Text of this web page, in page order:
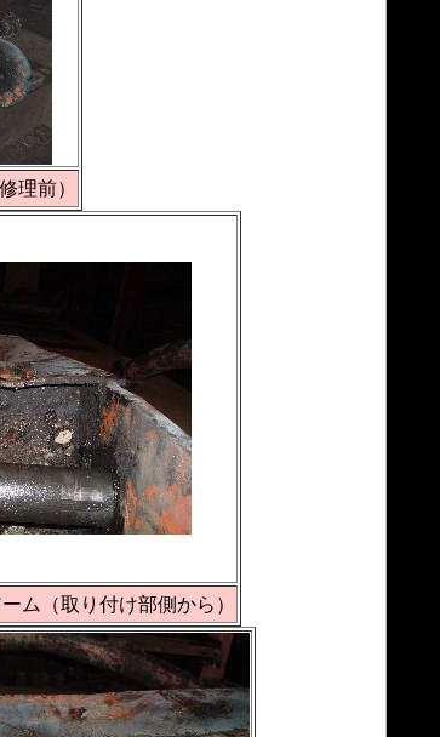
理前）
ム（取り付け部側から）